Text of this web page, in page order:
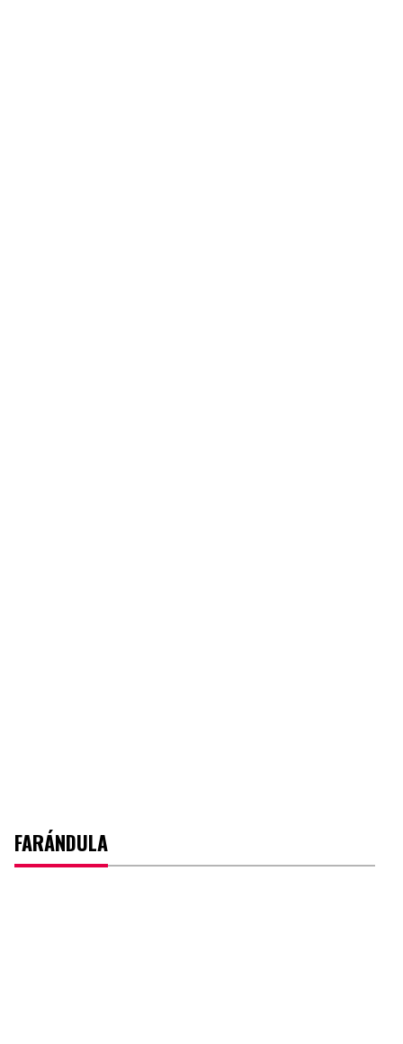
FARÁNDULA